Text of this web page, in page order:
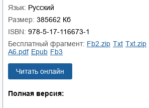
Язык: Русский
Размер: 385662 Кб
ISBN: 978-5-17-116673-1
Бесплатный фрагмент:
fb2.zip txt txt.zip
a6.pdf
epub fb3
Читать онлайн
Полная версия: